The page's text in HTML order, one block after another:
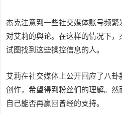
杰克注意到一些社交媒体账号频
对艾莉的舆论。在这样的情况下，
试图找到这些操控信息的人。
艾莉在社交媒体上公开回应了八
创作，希望得到粉丝们的理解。
自己能否再赢回曾经的支持。